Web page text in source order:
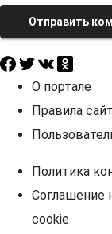
Отправить
О портале
Правила
Политика
Соглашение
cookie